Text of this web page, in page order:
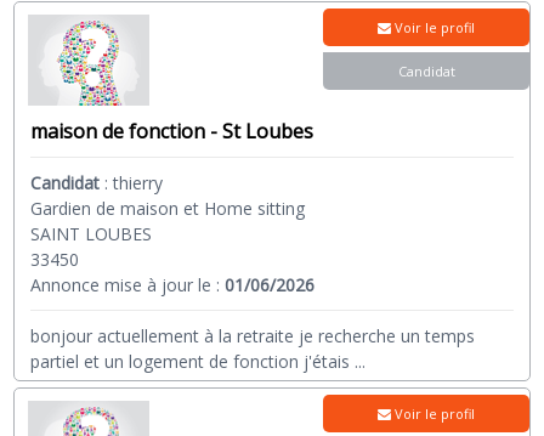
maison de fonction - St Loubes
Candidat :thierry
Gardien de maison et Home sitting
SAINT LOUBES
33450
Annonce mise à jour le :01/06/2026
bonjour actuellement à la retraite je recherche un temps
partiel et un logement de fonction j'étais ...
Voir le profil
Candidat
Voir le profil